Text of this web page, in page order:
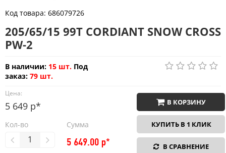
Код товара: 686079726
205/65/15 99T CORDIANT SNOW CROSS
PW-2
В наличии: 15 шт. Под
заказ: 79 шт.
Цена:
5 649 р*
Кол-во Сумма
5 649.00 р*
В КОРЗИНУ
КУПИТЬ В 1 КЛИК
В СРАВНЕНИЕ